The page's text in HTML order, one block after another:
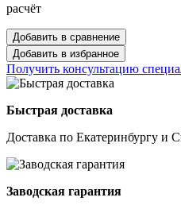
расчёт
Добавить в сравнение
Добавить в избранное
Получить консультацию
Быстрая доставка
Доставка по Екатеринбургу и
Заводская гарантия